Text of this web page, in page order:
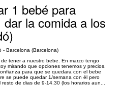
1 bebé para
la comida a los
- Barcelona (Barcelona)
tener a nuestro bebe. En marzo tengo
mirando que opciones tenemos y precios.
para que se quedara con el bebe
se puede quedar 1/semana con él pero
de dias de 9-14.30 (los horarios aun...